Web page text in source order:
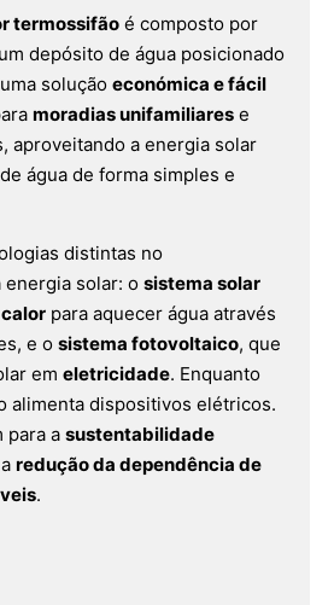
termossifão é composto por
depósito de água posicionado
solução económica e fácil
moradias unifamiliares e
aproveitando a energia solar
água de forma simples e
distintas no
solar: o sistema solar
calor para aquecer água através
e o sistema fotovoltaico, que
em eletricidade. Enquanto
alimenta dispositivos elétricos.
para a sustentabilidade
redução da dependência de
.